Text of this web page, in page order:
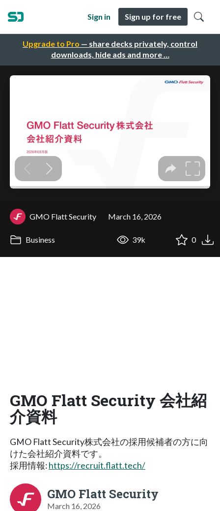
Upgrade to Pro — share decks privately, control
downloads, hide ads and more …
Sign in Sign up for free
GMO Flatt Security March 16, 2026
Business 39k 0
GMO Flatt Security 会社紹
介資料
GMO Flatt Security株式会社の採用候補者の方に向
けた会社紹介資料です。
採用情報:https://recruit.flatt.tech/
GMO Flatt Security
March 16, 2026